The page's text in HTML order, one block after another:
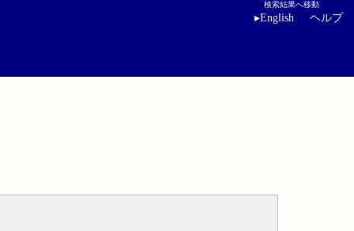
検索結果へ移動
▸English ヘルプ